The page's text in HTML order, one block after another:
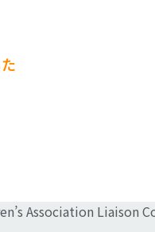
Association Liaison